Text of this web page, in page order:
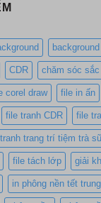
CDR chăm sóc sắc
corel draw file in ấn
file tranh CDR file
trang trí tiệm trà
file tách lớp giải
in phông nền tết